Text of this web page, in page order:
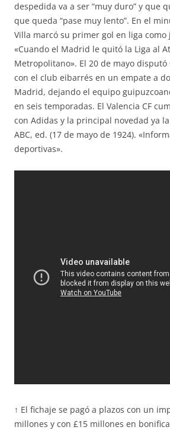
despedida va a ser “muy duro” y que
que queda “pase muy lento”. En el
Villa marcó su primer gol en liga
«Cuando el Madrid le quitó la Liga al
Metropolitano». El 20 de mayo
con el club eibarrés en un empate a
Madrid, dejando el equipo
en seis temporadas. El Valencia CF
con Adidas y la principal novedad ya
ABC, ed. (17 de mayo de 1924).
deportivas».
↑ El fichaje se pagó a plazos con un
millones y con £15 millones en